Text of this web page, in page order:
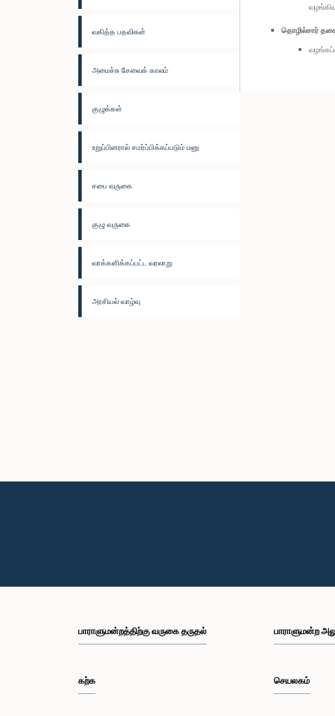
வகித்த பதவிகள்
அமைச்சு சேவைக் காலம்
குழுக்கள்
உறுப்பினரால் சமர்ப்பிக்கப்படும் மனு
சபை வருகை
குழு வருகை
வாக்களிக்கப்பட்ட வரலாறு
அரசியல் வாழ்வு
தொழில்சார்
பாராளுமன்றத்திற்கு வருகை தருதல்
கற்க
பாராளுமன்ற
செயலகம்